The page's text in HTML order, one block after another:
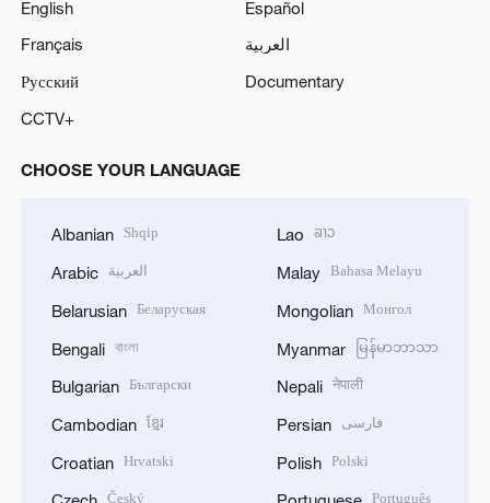
English
Español
Français
العربية
Русский
Documentary
CCTV+
CHOOSE YOUR LANGUAGE
Albanian Shqip
Arabic العربية
Belarusian Беларуская
Bengali বাংলা
Bulgarian Български
Cambodian ខ្មែរ
Croatian Hrvatski
Lao ລາວ
Malay Bahasa Melayu
Mongolian Монгол
Myanmar မြန်မာဘာသာ
Nepali नेपाली
Persian فارسی
Polish Polski